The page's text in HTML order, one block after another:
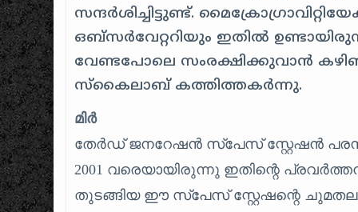
സന്ദർശിച്ചിട്ടുണ്ട്.
ഒബ്സർവേറ്ററിയും ഇതിൽ
വേണ്ടപോലെ സംരക്ഷിക്കുവാൻ
സ്കൈലാബ് കത്തിത്തകർന്നു.
മിർ
തേർഡ് ജനറേഷൻ സ്പേസ്‌ സ്റ്റേഷൻ
2001 വരെയായിരുന്നു ഇതിന്റെ
തുടങ്ങിയ ഈ സ്പേസ് സ്റ്റേഷന്റെ ചുമതല